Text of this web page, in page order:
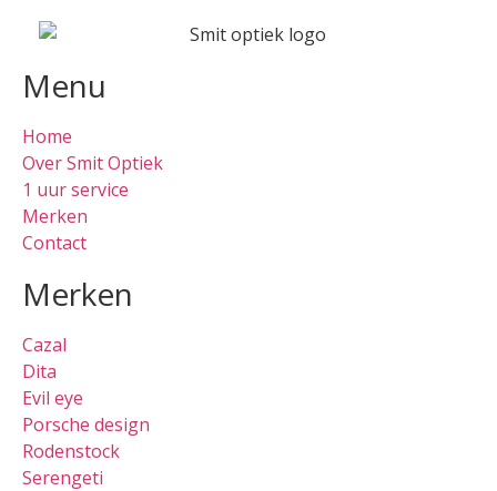
Menu
Home
Over Smit Optiek
1 uur service
Merken
Contact
Merken
Cazal
Dita
Evil eye
Porsche design
Rodenstock
Serengeti